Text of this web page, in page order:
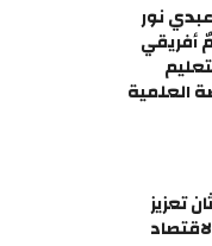
نور
عالمٌ أفريقي
العلمية
تعزيز